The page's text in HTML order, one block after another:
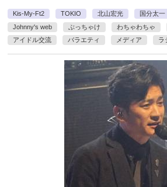
Kis-My-Ft2 TOKIO 北山宏光 国分太一
Johnny's web
ぶっちゃけ わちゃわちゃ
アイドル交流
バラエティ メディア ラ